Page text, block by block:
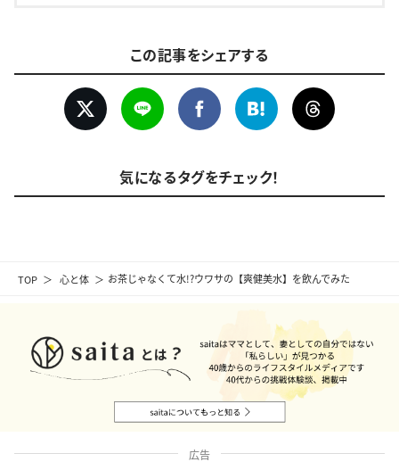
TOP 心と体 お茶じゃなくて水!?ウワサの【爽健美水】を飲んでみた
この記事をシェアする
気になるタグをチェック！
広告